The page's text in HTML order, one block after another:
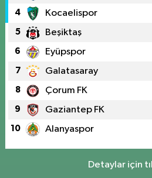
4 Kocaelispor
5 Beşiktaş
6 Eyüpspor
7 Galatasaray
8 Çorum FK
9 Gaziantep FK
10 Alanyaspor
Detaylar için